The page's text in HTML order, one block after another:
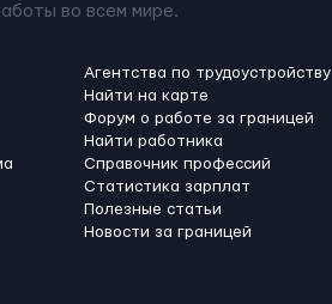
во всем мире.
Агентства по трудоустройству
Найти на карте
Форум о работе за границей
Найти работника
Справочник профессий
Статистика зарплат
Полезные статьи
Новости за границей